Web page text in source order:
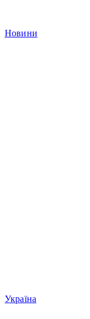
Новини
Україна